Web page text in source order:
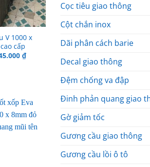
V 1000 x
cấp
₫Giá
Cọc tiêu giao thông
Cột chắn inox
Dãi phân cách barie
Decal giao thông
Đệm chống va đập
Đinh phản quang giao
Gờ giảm tốc
Gương cầu giao thông
Gương cầu lồi ô tô